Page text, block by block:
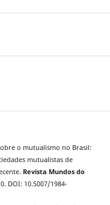
o mutualismo no Brasil:
mutualistas de
Revista Mundos do
DOI: 10.5007/1984-